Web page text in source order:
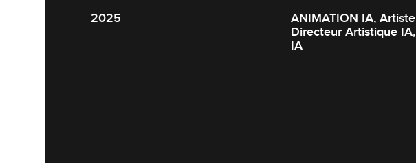
2025
ANIMATION IA, Artiste IA,
Directeur Artistique IA, Expert en
IA